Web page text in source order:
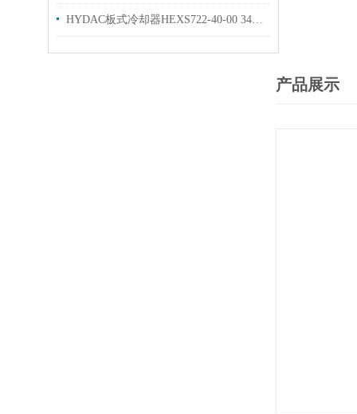
HYDAC板式冷却器HEXS722-40-00 3457474原装出售
产品展示